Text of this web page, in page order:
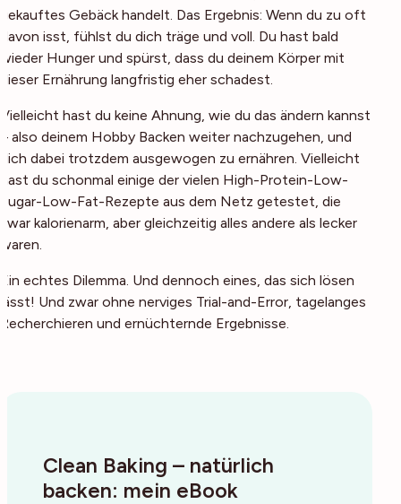
gekauftes Gebäck handelt. Das Ergebnis: Wenn du zu oft
davon isst, fühlst du dich träge und voll. Du hast bald
wieder Hunger und spürst, dass du deinem Körper mit
dieser Ernährung langfristig eher schadest.
Vielleicht hast du keine Ahnung, wie du das ändern kannst
– also deinem Hobby Backen weiter nachzugehen, und
dich dabei trotzdem ausgewogen zu ernähren. Vielleicht
hast du schonmal einige der vielen High-Protein-Low-
Sugar-Low-Fat-Rezepte aus dem Netz getestet, die
zwar kalorienarm, aber gleichzeitig alles andere als lecker
waren.
Ein echtes Dilemma. Und dennoch eines, das sich lösen
lässt! Und zwar ohne nerviges Trial-and-Error, tagelanges
Recherchieren und ernüchternde Ergebnisse.
Clean Baking – natürlich
backen: mein eBook